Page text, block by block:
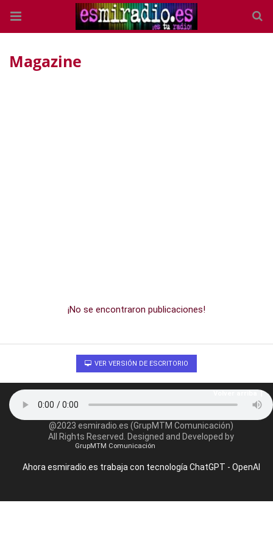
Magazine
¡No se encontraron publicaciones!
VER VERSIÓN DE ESCRITORIO
@2023 esmiradio.es (GrupMTM Comunicación)
All Rights Reserved. Designed and Developed by
GrupMTM Comunicación
Ahora esmiradio.es trabaja con tecnología ChatGPT - OpenAI